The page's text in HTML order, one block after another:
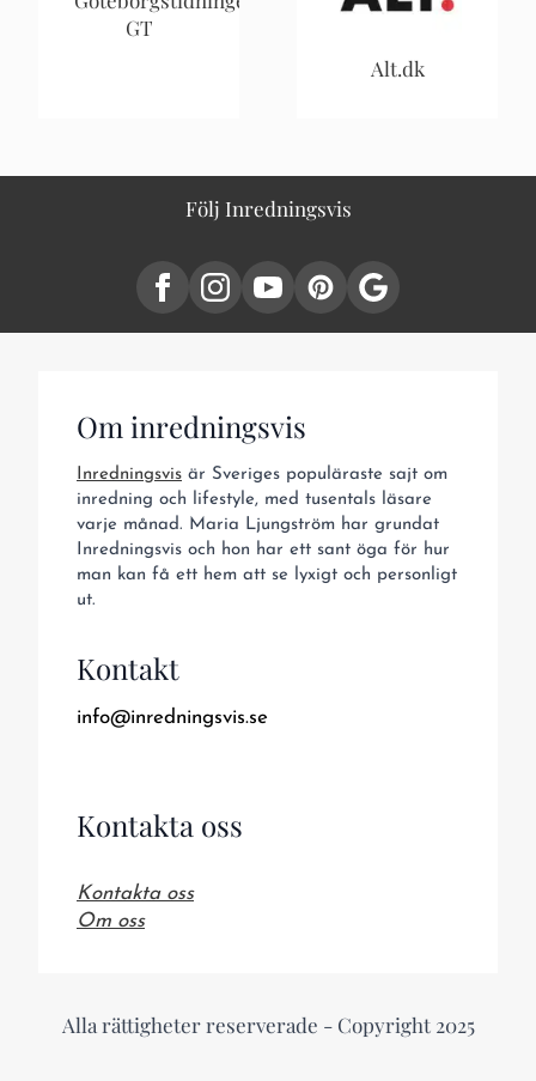
GT
Alt.dk
Följ Inredningsvis
Om inredningsvis
Inredningsvis är Sveriges populäraste sajt om
inredning och lifestyle, med tusentals läsare
varje månad. Maria Ljungström har grundat
Inredningsvis och hon har ett sant öga för hur
man kan få ett hem att se lyxigt och personligt
ut.
Kontakt
info@inredningsvis.se
Kontakta oss
Kontakta oss
Om oss
Alla rättigheter reserverade - Copyright 2025